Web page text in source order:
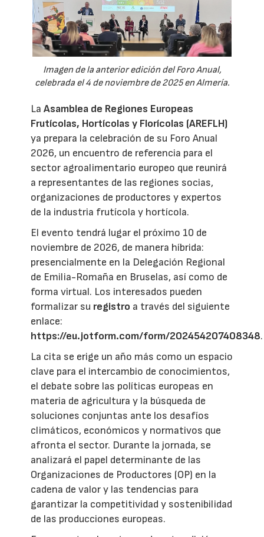
Imagen de la anterior edición del Foro Anual,
celebrada el 4 de noviembre de 2025 en Almería.
LaAsamblea de Regiones Europeas
Frutícolas, Hortícolas y Florícolas (AREFLH)
ya prepara la celebración de su Foro Anual
2026, un encuentro de referencia para el
sector agroalimentario europeo que reunirá
a representantes de las regiones socias,
organizaciones de productores y expertos
de la industria frutícola y hortícola.
El evento tendrá lugar el próximo 10 de
noviembre de 2026, de manera híbrida:
presencialmente en la Delegación Regional
de Emilia-Romaña en Bruselas, así como de
forma virtual. Los interesados pueden
formalizar su registro a través del siguiente
enlace:
https://eu.jotform.com/form/202454207408348.
La cita se erige un año más como un espacio
clave para el intercambio de conocimientos,
el debate sobre las políticas europeas en
materia de agricultura y la búsqueda de
soluciones conjuntas ante los desafíos
climáticos, económicos y normativos que
afronta el sector. Durante la jornada, se
analizará el papel determinante de las
Organizaciones de Productores (OP) en la
cadena de valor y las tendencias para
garantizar la competitividad y sostenibilidad
de las producciones europeas.